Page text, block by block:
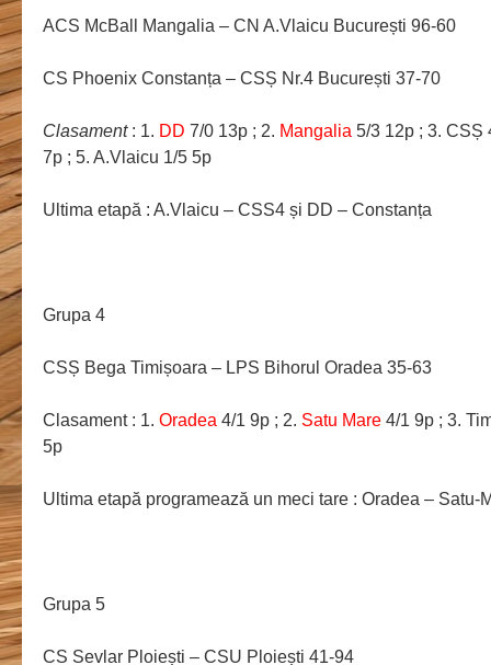
ACS McBall Mangalia – CN A.Vlaicu București 96-60
CS Phoenix Constanța – CSȘ Nr.4 București 37-70
Clasament: 1. DD 7/0 13p ; 2. Mangalia 5/3 12p ; 3. CSȘ
7p ; 5. A.Vlaicu 1/5 5p
Ultima etapă : A.Vlaicu – CSS4 și DD – Constanța
Grupa 4
CSȘ Bega Timișoara – LPS Bihorul Oradea 35-63
Clasament : 1. Oradea 4/1 9p ; 2. Satu Mare4/1 9p ; 3.
5p
Ultima etapă programează un meci tare : Oradea – Satu-
Grupa 5
CS Sevlar Ploiești – CSU Ploiești 41-94